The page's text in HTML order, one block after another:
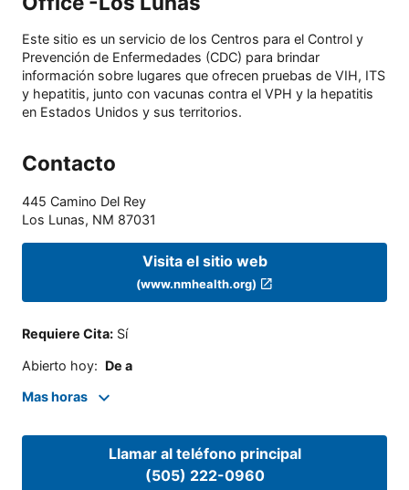
Este sitio es un servicio de los Centros para el Control y
Prevención de Enfermedades (CDC) para brindar
información sobre lugares que ofrecen pruebas de VIH, ITS
y hepatitis, junto con vacunas contra el VPH y la hepatitis
en Estados Unidos y sus territorios.
Contacto
445 Camino Del Rey
Los Lunas, NM 87031
Visita el sitio web
(www.nmhealth.org)
Requiere Cita: Sí
Abierto hoy: De a
Mas horas
Llamar al teléfono principal
(505) 222-0960